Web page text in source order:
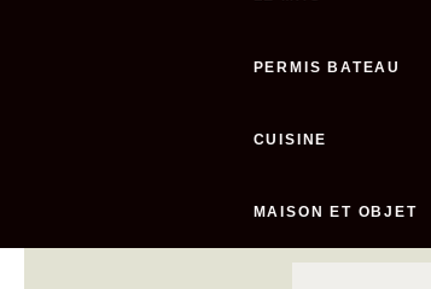
PERMIS BATEAU
CUISINE
MAISON ET OBJET